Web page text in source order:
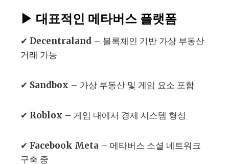
▶ 대표적인 메타버스 플랫폼
✔Decentraland – 블록체인 기반 가상 부동산
거래 가능
✔ Sandbox – 가상 부동산 및 게임 요소 포함
✔ Roblox – 게임 내에서 경제 시스템 형성
✔ Facebook Meta – 메타버스 소셜 네트워크
구축 중